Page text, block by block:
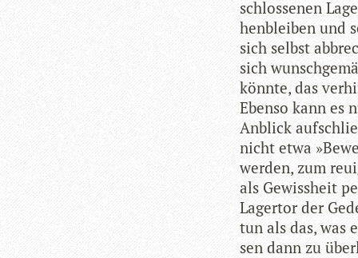
schlos­se­nen
hen­blei­ben und
sich selbst
sich
könnte, das
Ebenso kann es
Anblick
nicht etwa
wer­den, zum
als Gewiss­heit
Lager­tor der
tun als das, was
sen dann zu